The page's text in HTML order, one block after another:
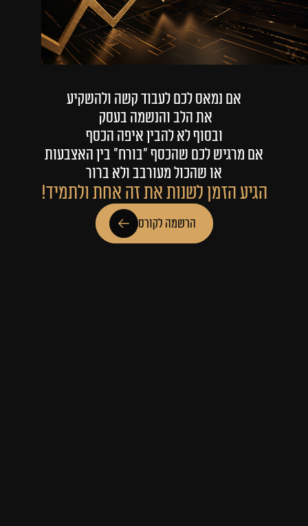
הגיע הזמן לקחת שליטה!
הקורס שישנה
את כללי המשחק
אם נמאס לכם לעבוד קשה ולהשקיע
את הלב והנשמה בעסק
ובסוף לא להבין איפה הכסף
אם מרגיש לכם שהכסף "בורח" בין האצבעות
או שהכול מעורבב ולא ברור
הגיע הזמן לשנות את זה אחת ולתמיד!
הרשמה לקורס